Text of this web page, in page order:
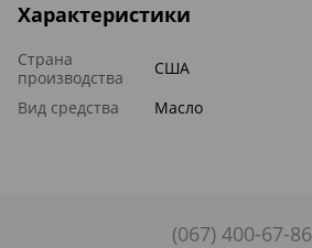
Характеристики
Страна
производства
США
Вид средства
Масло
(067) 400-67-86